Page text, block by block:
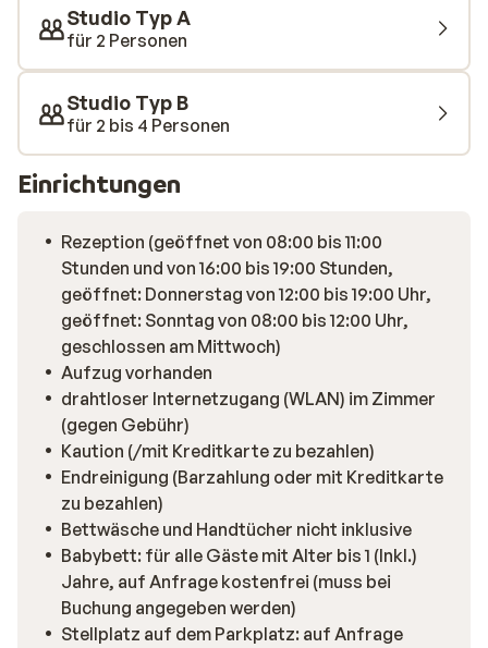
Studio Typ A
für 2 Personen
Studio Typ B
für 2 bis 4 Personen
Einrichtungen
Rezeption (geöffnet von 08:00 bis 11:00
Stunden und von 16:00 bis 19:00 Stunden,
geöffnet: Donnerstag von 12:00 bis 19:00 Uhr,
geöffnet: Sonntag von 08:00 bis 12:00 Uhr,
geschlossen am Mittwoch)
Aufzug vorhanden
drahtloser Internetzugang (WLAN) im Zimmer
(gegen Gebühr)
Kaution (/mit Kreditkarte zu bezahlen)
Endreinigung (Barzahlung oder mit Kreditkarte
zu bezahlen)
Bettwäsche und Handtücher nicht inklusive
Babybett: für alle Gäste mit Alter bis 1 (Inkl.)
Jahre, auf Anfrage kostenfrei (muss bei
Buchung angegeben werden)
Stellplatz auf dem Parkplatz: auf Anfrage